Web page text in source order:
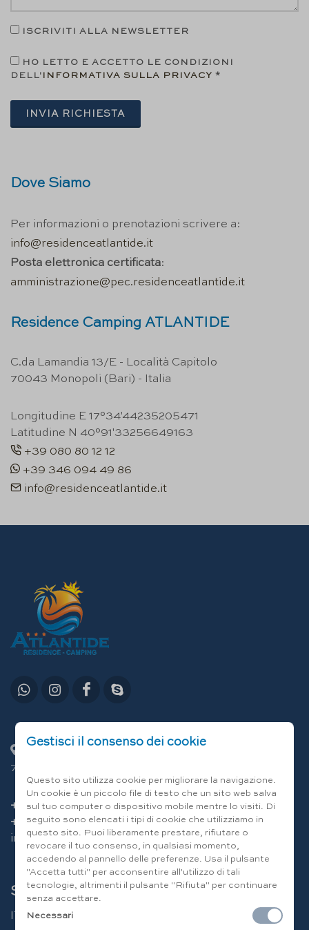
ISCRIVITI ALLA NEWSLETTER
HO LETTO E ACCETTO LE CONDIZIONI
DELL' INFORMATIVA SULLA PRIVACY *
INVIA RICHIESTA
Dove Siamo
Per informazioni o prenotazioni scrivere a:
info@residenceatlantide.it
Posta elettronica certificata:
amministrazione@pec.residenceatlantide.it
Residence Camping ATLANTIDE
C.da Lamandia 13/E - Località Capitolo
70043 Monopoli (Bari) - Italia
Longitudine E 17°34'44235205471
Latitudine N 40°91'33256649163
+39 080 80 12 12
+39 346 094 49 86
info@residenceatlantide.it
70043 Monopoli (Bari) Italia
+39 080 80 12 12
+39 346 094 49 86
info@residenceatlantide.it
Scegli la lingua
|EN|DE|
Gestisci il consenso dei cookie
Questo sito utilizza cookie per migliorare la navigazione.
Un cookie è un piccolo file di testo che un sito web salva
sul tuo computer o dispositivo mobile mentre lo visiti. Di
seguito sono elencati i tipi di cookie che utilizziamo in
questo sito. Puoi liberamente prestare, rifiutare o
revocare il tuo consenso, in qualsiasi momento,
accedendo al pannello delle preferenze. Usa il pulsante
"Accetta tutti" per acconsentire all'utilizzo di tali
tecnologie, altrimenti il pulsante "Rifiuta" per continuare
senza accettare.
Necessari